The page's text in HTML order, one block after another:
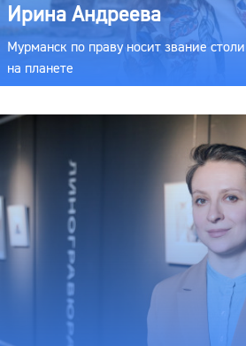
Ирина Андреева
Мурманск по праву носит звание
на планете